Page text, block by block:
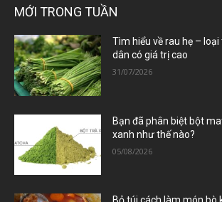
MỚI TRONG TUẦN
Tìm hiểu về rau hẹ –
dân có giá trị cao
31/07/2026
Bạn đã phân biệt bột
xanh như thế nào?
05/08/2026